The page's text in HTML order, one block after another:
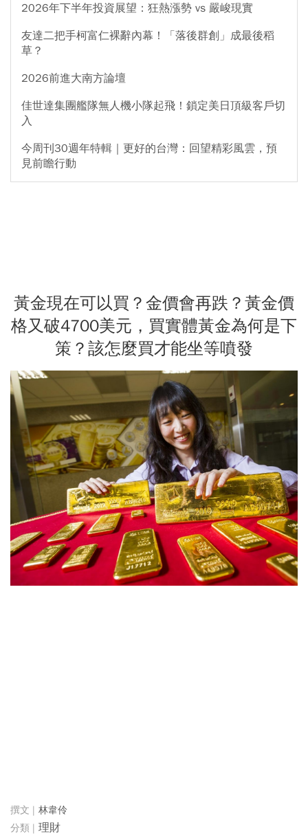
2026年下半年投資展望：狂熱漲勢 vs 嚴峻現實
友達二把手柯富仁裸辭內幕！「落後群創」成最後稻
草？
2026前進大南方論壇
佳世達集團艦隊無人機小隊起飛！鎖定美日頂級客戶切
入
今周刊30週年特輯｜更好的台灣：回望精彩風雲，預
見前瞻行動
黃金現在可以買？金價會再跌？黃金價
格又破4700美元，買實體黃金為何是下
策？該怎麼買才能坐等噴發
林韋伶
理財